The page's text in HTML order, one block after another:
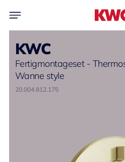
KWC
Fertigmontageset -
Wanne style
20.004.812.175